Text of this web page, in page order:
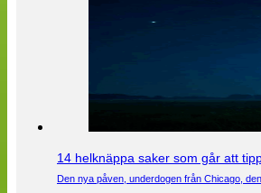
14 helknäppa saker som går att
Den nya påven, underdogen från Chicago,